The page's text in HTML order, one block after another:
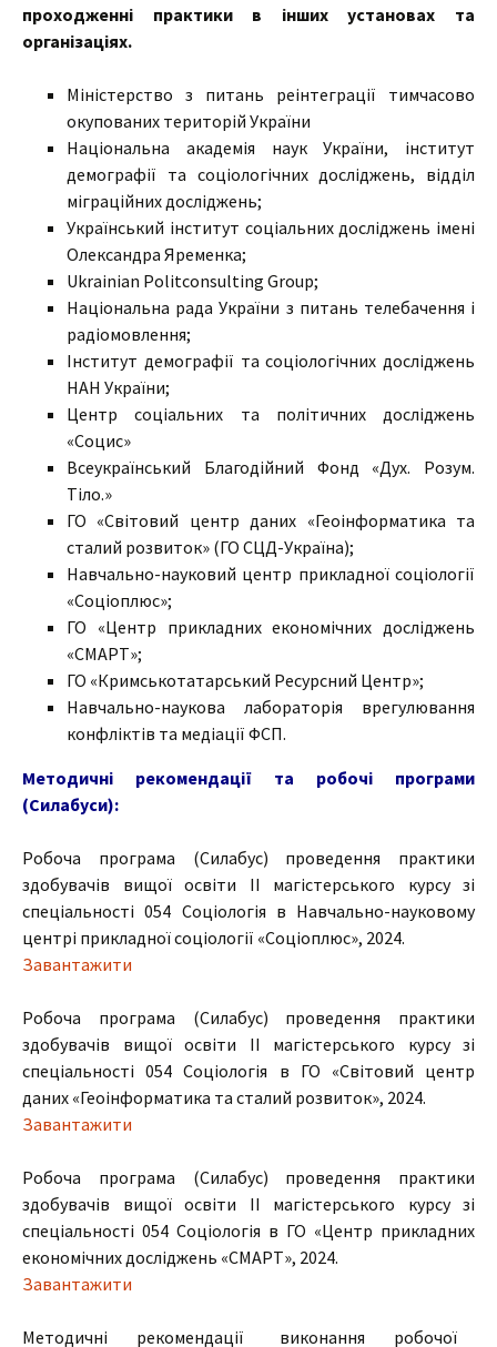
проходженні практики в інших установах та
організаціях.
Міністерство з питань реінтеграції тимчасово
окупованих територій України
Національна академія наук України, інститут
демографії та соціологічних досліджень, відділ
міграційних досліджень;
Український інститут соціальних досліджень імені
Олександра Яременка;
Ukrainian Politconsulting Group;
Національна рада України з питань телебачення і
радіомовлення;
Інститут демографії та соціологічних досліджень
НАН України;
Центр соціальних та політичних досліджень
«Социс»
Всеукраїнський Благодійний Фонд «Дух. Розум.
Тіло.»
ГО «Світовий центр даних «Геоінформатика та
сталий розвиток» (ГО СЦД-Україна);
Навчально-науковий центр прикладної соціології
«Соціоплюс»;
ГО «Центр прикладних економічних досліджень
«СМАРТ»;
ГО «Кримськотатарський Ресурсний Центр»;
Навчально-наукова лабораторія врегулювання
конфліктів та медіації ФСП.
Методичні рекомендації та робочі програми
(Силабуси):
Робоча програма (Силабус) проведення практики
здобувачів вищої освіти ІІ магістерського курсу зі
спеціальності 054 Соціологія в Навчально-науковому
центрі прикладної соціології «Соціоплюс», 2024.
Завантажити
Робоча програма (Силабус) проведення практики
здобувачів вищої освіти ІІ магістерського курсу зі
спеціальності 054 Соціологія в ГО «Світовий центр
даних «Геоінформатика та сталий розвиток», 2024.
Завантажити
Робоча програма (Силабус) проведення практики
здобувачів вищої освіти ІІ магістерського курсу зі
спеціальності 054 Соціологія в ГО «Центр прикладних
економічних досліджень «СМАРТ», 2024.
Завантажити
Методичні рекомендації виконання робочої